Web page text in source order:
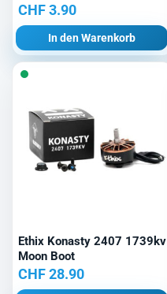
CHF3.90
In den Warenkorb
Ethix Konasty 2407 1739kv
Moon Boot
CHF28.90